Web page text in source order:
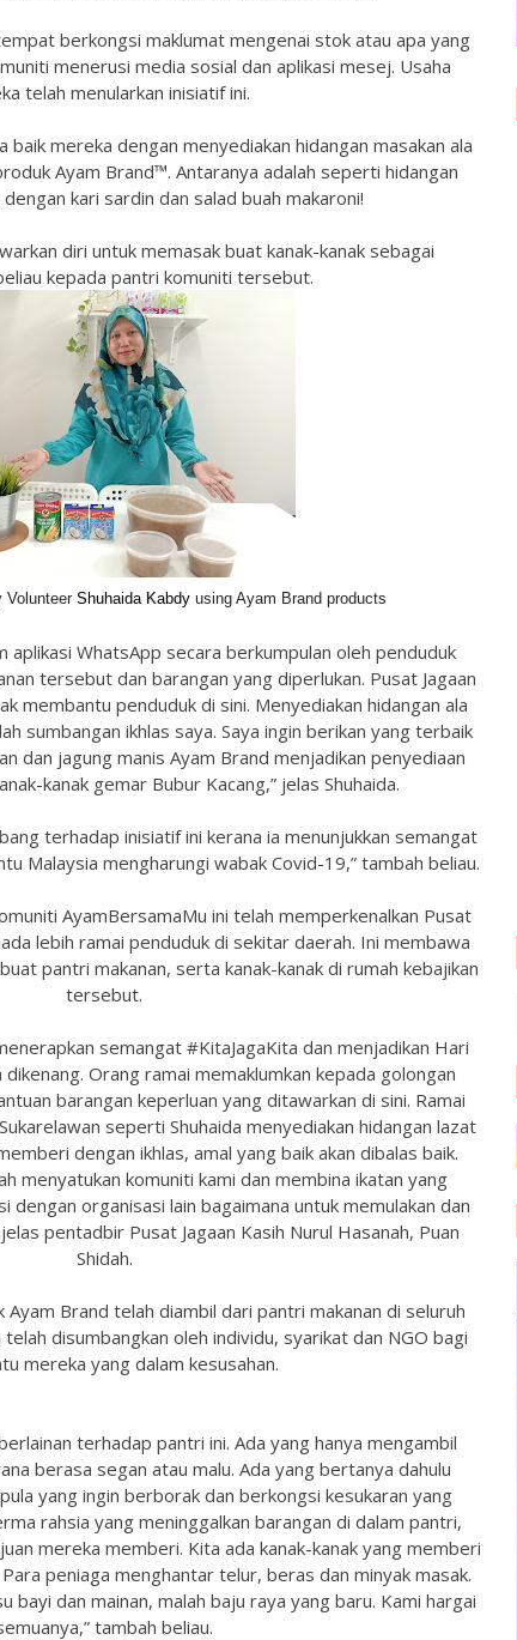
berkongsi maklumat mengenai stok atau apa yang
menerusi media sosial dan aplikasi mesej. Usaha
telah menularkan inisiatif ini.
baik mereka dengan menyediakan hidangan masakan ala
Ayam Brand™. Antaranya adalah seperti hidangan
kari sardin dan salad buah makaroni!
diri untuk memasak buat kanak-kanak sebagai
kepada pantri komuniti tersebut.
Volunteer Shuhaida Kabdyusing Ayam Brand products
aplikasi WhatsApp secara berkumpulan oleh penduduk
tersebut dan barangan yang diperlukan. Pusat Jagaan
membantu penduduk di sini. Menyediakan hidangan ala
sumbangan ikhlas saya. Saya ingin berikan yang terbaik
dan jagung manis Ayam Brand menjadikan penyediaan
kanak gemar Bubur Kacang,” jelas Shuhaida.
terhadap inisiatif ini kerana ia menunjukkan semangat
Malaysia mengharungi wabak Covid-19,” tambah beliau.
AyamBersamaMu ini telah memperkenalkan Pusat
lebih ramai penduduk di sekitar daerah. Ini membawa
pantri makanan, serta kanak-kanak di rumah kebajikan
tersebut.
semangat #KitaJagaKita dan menjadikan Hari
dikenang. Orang ramai memaklumkan kepada golongan
barangan keperluan yang ditawarkan di sini. Ramai
seperti Shuhaida menyediakan hidangan lazat
dengan ikhlas, amal yang baik akan dibalas baik.
menyatukan komuniti kami dan membina ikatan yang
dengan organisasi lain bagaimana untuk memulakan dan
pentadbir Pusat Jagaan Kasih Nurul Hasanah, Puan
Shidah.
Brand telah diambil dari pantri makanan di seluruh
disumbangkan oleh individu, syarikat dan NGO bagi
mereka yang dalam kesusahan.
terhadap pantri ini. Ada yang hanya mengambil
berasa segan atau malu. Ada yang bertanya dahulu
yang ingin berborak dan berkongsi kesukaran yang
rahsia yang meninggalkan barangan di dalam pantri,
mereka memberi. Kita ada kanak-kanak yang memberi
peniaga menghantar telur, beras dan minyak masak.
bayi dan mainan, malah baju raya yang baru. Kami hargai
tambah beliau.